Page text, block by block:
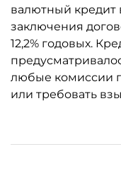
валютный кредит
заключения
12,2% годовых.
любые комиссии
или требовать